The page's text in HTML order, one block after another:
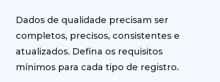
Dados de qualidade precisam ser
completos, precisos, consistentes e
atualizados. Defina os requisitos
mínimos para cada tipo de registro.